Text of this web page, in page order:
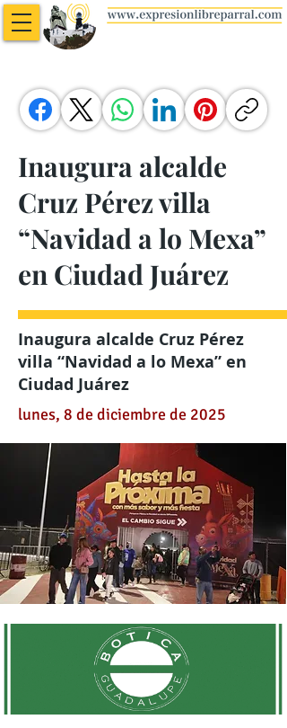
Inaugura alcalde
Cruz Pérez villa
“Navidad a lo Mexa”
en Ciudad Juárez
Inaugura alcalde Cruz Pérez
villa “Navidad a lo Mexa” en
Ciudad Juárez
lunes, 8 de diciembre de 2025